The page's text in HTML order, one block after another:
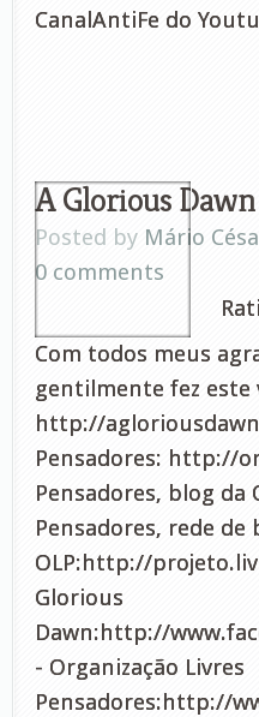
CanalAntiFe do
A Glorious
Posted by Mário
0 comments
Com todos meus
gentilmente fez este
http://
Pensadores: http://
Pensadores, blog
Pensadores, rede de
OLP:http://
Glorious
Dawn:http://
- Organização Livres
Pensadores:http://